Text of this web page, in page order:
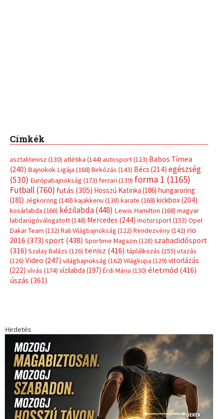
Címkék
asztalitenisz (130) atlétika (144) autosport(123) Babos Tímea
(240) Bajnokok Ligája (168) Birkózás (143) Bécs (214) egészség
(530) Európabajnokság (173) ferrari (139) forma 1 (1165)
Futball (760) futás (305) Hosszú Katinka (186) hungaroring
(181) Jégkorong (148) kajakkenu (138) karate (168) kickbox(204)
kosárlabda (166) kézilabda(448) Lewis Hamilton (168) magyar
labdarúgóválogatott(148) Mercedes (244) motorsport(153) Opel
Dakar Team (132) Rali Világbajnokság (122) Rendezvény(142) rio
2016 (373) sport(438) Sportime Magazin (128) szabadidősport
(316) Szalay Balázs (126) tenisz (416) táplálkozás (155) utazás
(126) Video (247) világbajnokság (162) Világkupa (129) vitorlázás
(222) vívás (174) vízilabda (197) Érdi Mária (130) életmód(416)
úszás (361)
Hirdetés